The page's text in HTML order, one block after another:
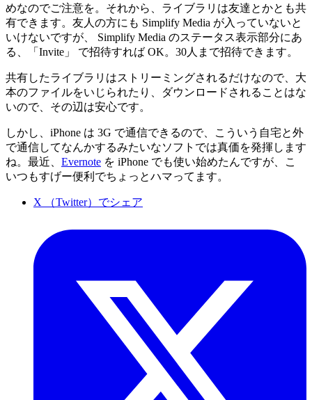
めなのでご注意を。それから、ライブラリは友達とかとも共
有できます。友人の方にも Simplify Media が入っていないと
いけないですが、 Simplify Media のステータス表示部分にあ
る、「Invite」 で招待すれば OK。30人まで招待できます。
共有したライブラリはストリーミングされるだけなので、大
本のファイルをいじられたり、ダウンロードされることはな
いので、その辺は安心です。
しかし、iPhone は 3G で通信できるので、こういう自宅と外
で通信してなんかするみたいなソフトでは真価を発揮します
ね。最近、 Evernote を iPhone でも使い始めたんですが、こ
いつもすげー便利でちょっとハマってます。
X （Twitter）でシェア